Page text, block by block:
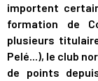
importent
formation de
plusieurs
Pelé...), le club
de points